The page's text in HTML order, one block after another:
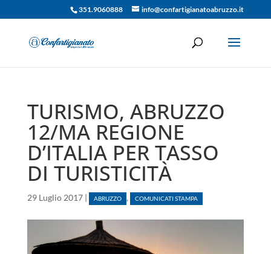
351.9060888 info@confartigianatoabruzzo.it
TURISMO, ABRUZZO
12/MA REGIONE
D’ITALIA PER TASSO
DI TURISTICITÀ
29 Luglio 2017| ABRUZZO , COMUNICATI STAMPA